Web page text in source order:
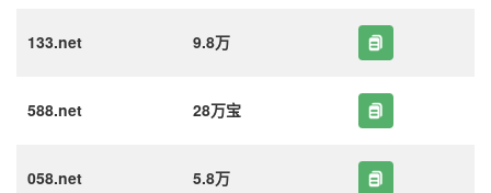
133.net 9.8万
588.net 28万宝
058.net 5.8万